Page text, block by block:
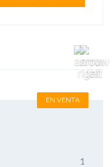
EN VENTA
1